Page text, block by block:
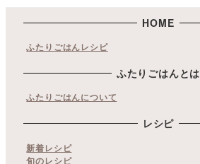
HOME
ふたりごはんレシピ
ふたりごはんとは
ふたりごはんについて
レシピ
新着レシピ
旬のレシピ